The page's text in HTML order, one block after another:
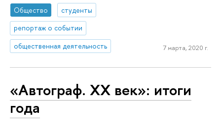
Общество
студенты
репортаж о событии
общественная деятельность
7 марта, 2020 г.
«Автограф. ХХ век»: итоги
года